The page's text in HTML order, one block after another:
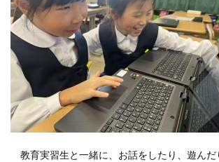
教育実習生と一緒に、お話をしたり、遊んだ